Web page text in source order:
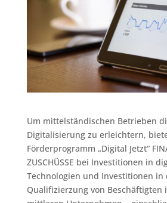
Um mittelständischen Betrieben
Digitalisierung zu erleichtern,
Förderprogramm „Digital Jetzt“
ZUSCHÜSSE bei Investitionen in
Technologien und Investitionen in
Qualifizierzung von Beschäftigten